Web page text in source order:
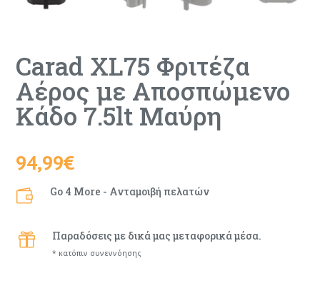
Carad XL75 Φριτέζα
Αέρος με Αποσπώμενο
Κάδο 7.5lt Μαύρη
94,99€
 Go 4 More - Ανταμοιβή πελατών
 Παραδόσεις με δικά μας μεταφορικά μέσα.
* κατόπιν συνεννόησης